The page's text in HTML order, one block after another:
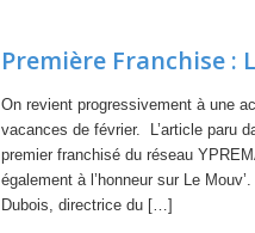
Première Franchise :
On revient progressivement à une
vacances de février. L’article paru
premier franchisé du réseau
également à l’honneur sur Le
Dubois, directrice du […]